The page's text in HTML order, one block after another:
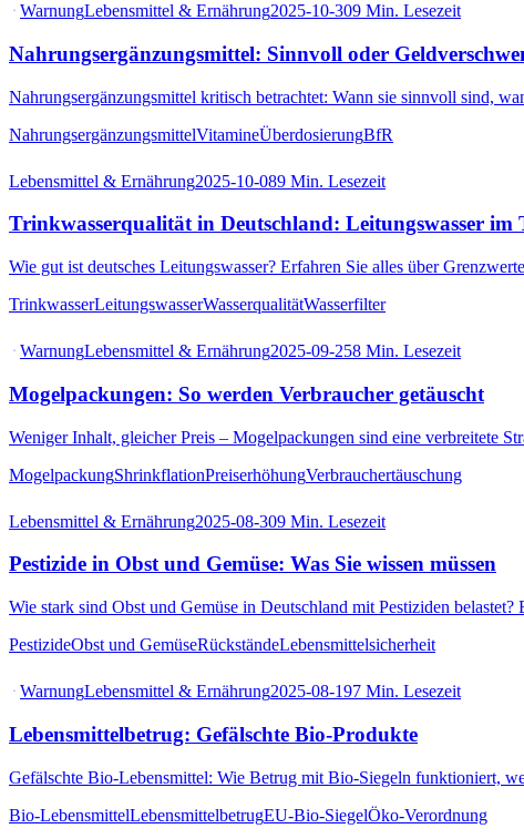
WarnungLebensmittel & Ernährung2025-10-309 Min. Lesezeit
Nahrungsergänzungsmittel: Sinnvoll oder
Nahrungsergänzungsmittel kritisch betrachtet: Wann sie sinnvoll sind,
NahrungsergänzungsmittelVitamineÜberdosierungBfR
Lebensmittel & Ernährung2025-10-089 Min. Lesezeit
Trinkwasserqualität in Deutschland: Leitungswasser im
Wie gut ist deutsches Leitungswasser? Erfahren Sie alles über
TrinkwasserLeitungswasserWasserqualitätWasserfilter
WarnungLebensmittel & Ernährung2025-09-258 Min. Lesezeit
Mogelpackungen: So werden Verbraucher getäuscht
Weniger Inhalt, gleicher Preis – Mogelpackungen sind eine verbreitete
MogelpackungShrinkflationPreiserhöhungVerbrauchertäuschung
Lebensmittel & Ernährung2025-08-309 Min. Lesezeit
Pestizide in Obst und Gemüse: Was Sie wissen müssen
Wie stark sind Obst und Gemüse in Deutschland mit Pestiziden
PestizideObst und GemüseRückständeLebensmittelsicherheit
WarnungLebensmittel & Ernährung2025-08-197 Min. Lesezeit
Lebensmittelbetrug: Gefälschte Bio-Produkte
Gefälschte Bio-Lebensmittel: Wie Betrug mit Bio-Siegeln funktioniert,
Bio-LebensmittelLebensmittelbetrugEU-Bio-SiegelÖko-Verordnung